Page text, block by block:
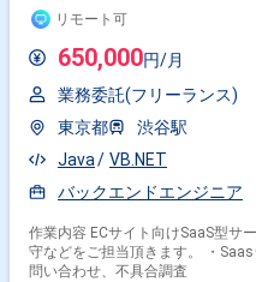
リモート可
650,000円/月
業務委託(フリーランス)
東京都
渋谷駅
Java
VB.NET
バックエンドエンジニア
作業内容 ECサイト向けSaaS型サ
守などをご担当頂きます。 ・
問い合わせ、不具合調査